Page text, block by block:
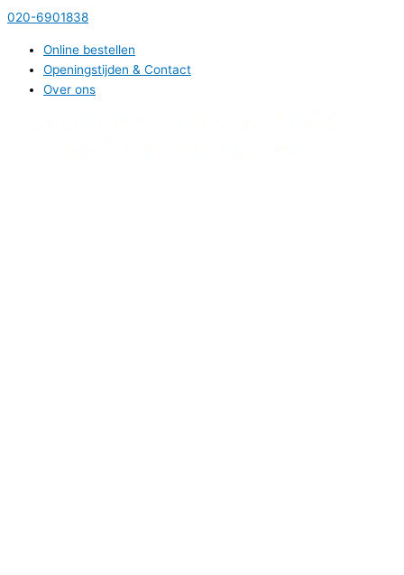
Ga
inhoud
020-6901838
Online bestellen
Openingstijden & Contact
Over ons